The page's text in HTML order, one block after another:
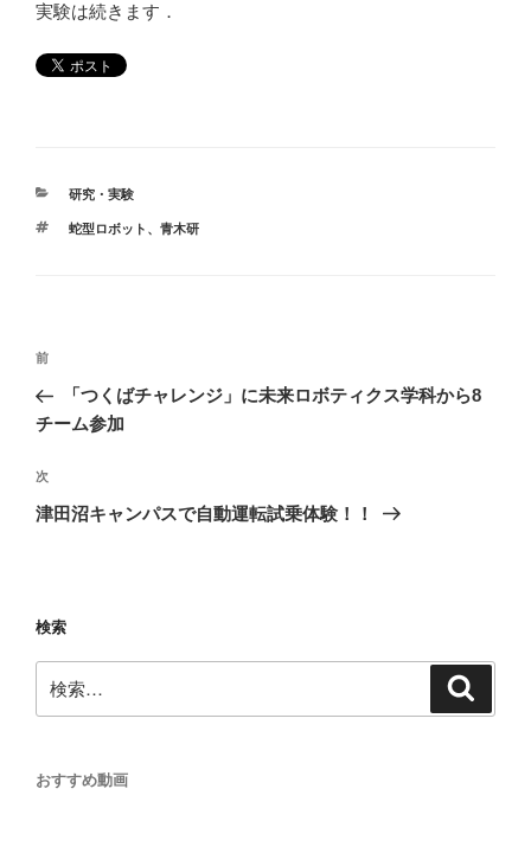
実験は続きます．
カ
ゴ
研究・実験
タ
蛇型ロボット 、 青木研
投
ナ
ゲ
ー
前
の
投
前
「つくばチャレンジ」に未来ロボティクス学科から8
チーム参加
次
の
次
津田沼キャンパスで自動運転試乗体験！！
検索
索:
おすすめ動画